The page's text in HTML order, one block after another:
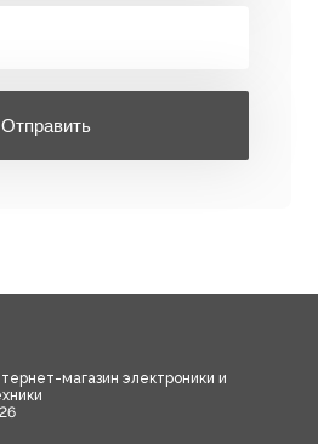
Отправить
магазин электроники и